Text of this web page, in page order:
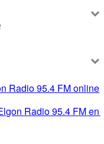
Radio 95.4 FM online
Radio 95.4 FM en